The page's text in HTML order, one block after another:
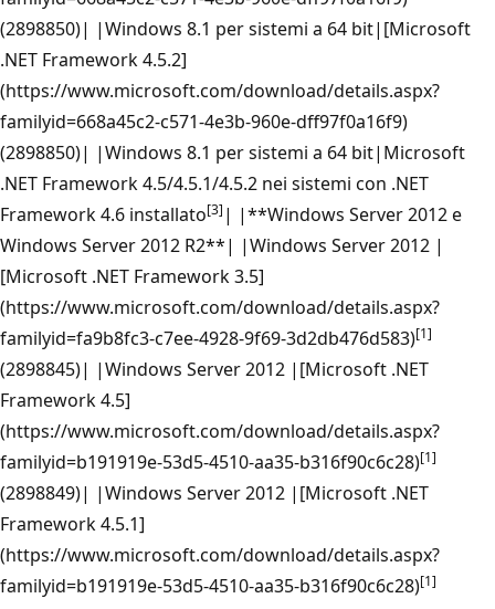
(2898850)| |Windows 8.1 per sistemi a 64 bit|[Microsoft
.NET Framework 4.5.2]
(https://www.microsoft.com/download/details.aspx?
familyid=668a45c2-c571-4e3b-960e-dff97f0a16f9)
(2898850)| |Windows 8.1 per sistemi a 64 bit|Microsoft
.NET Framework 4.5/4.5.1/4.5.2 nei sistemi con .NET
Framework 4.6 installato[3] | |**Windows Server 2012 e
Windows Server 2012 R2**| |Windows Server 2012 |
[Microsoft .NET Framework 3.5]
(https://www.microsoft.com/download/details.aspx?
familyid=fa9b8fc3-c7ee-4928-9f69-3d2db476d583)[1]
(2898845)| |Windows Server 2012 |[Microsoft .NET
Framework 4.5]
(https://www.microsoft.com/download/details.aspx?
familyid=b191919e-53d5-4510-aa35-b316f90c6c28)[1]
(2898849)| |Windows Server 2012 |[Microsoft .NET
Framework 4.5.1]
(https://www.microsoft.com/download/details.aspx?
familyid=b191919e-53d5-4510-aa35-b316f90c6c28)[1]